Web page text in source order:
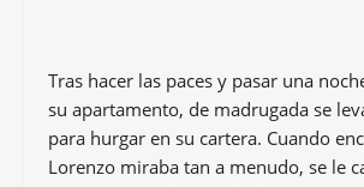
Tras hacer las paces y pasar una
su apartamento, de madrugada se
para hurgar en su cartera. Cuando
Lorenzo miraba tan a menudo, se le